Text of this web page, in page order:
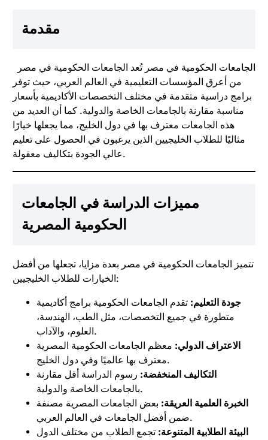
مقدمة
من أعرق المؤسسات التعليمية في العالم العربي، حيث توفر
برامج دراسية متقدمة في مختلف التخصصات الأكاديمية بأسعار
مناسبة مقارنة بالجامعات الخاصة والدولية. كما أن العديد من
هذه الجامعات معترف بها في دول الخليج، مما يجعلها خيارًا
مثاليًا للطلاب الخليجيين الذين يرغبون في الحصول على تعليم
عالي الجودة بتكاليف معقولة.
مميزات الدراسة في الجامعات
الحكومية المصرية
تتميز الجامعات الحكومية في مصر بعدة مزايا، تجعلها من أفضل
الخيارات للطلاب الخليجيين:
جودة التعليم: تقدم الجامعات الحكومية برامج أكاديمية
متطورة في جميع التخصصات، مثل الطب، الهندسة،
العلوم، والآداب.
الاعتراف الدولي: معظم الجامعات الحكومية المصرية
معترف بها عالميًا وفي دول الخليج.
التكاليف المنخفضة: رسوم الدراسة أقل مقارنة
بالجامعات الخاصة والدولية.
الخبرة العلمية العريقة: بعض الجامعات المصرية مصنفة
ضمن أفضل الجامعات في العالم العربي.
البيئة الطلابية المتنوعة: تجمع الطلاب من مختلف الدول